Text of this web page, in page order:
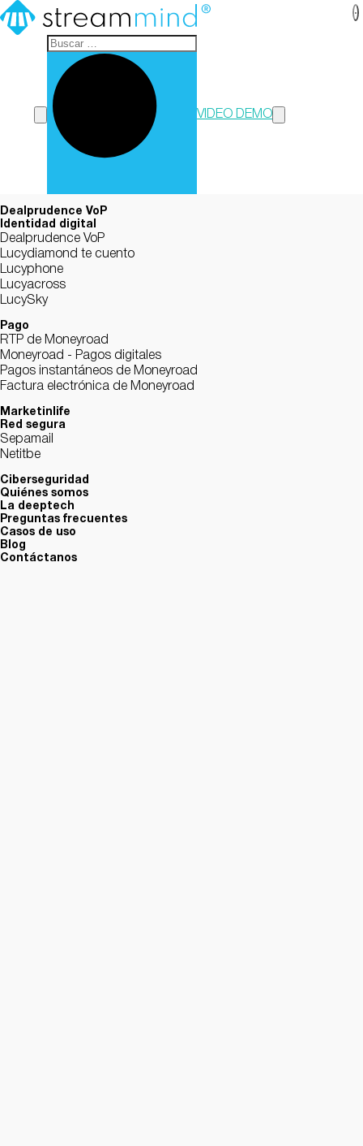
StreamMind
VIDEO DEMO
Dealprudence VoP
Identidad digital
Dealprudence VoP
Lucydiamond te cuento
Lucyphone
Lucyacross
LucySky
Pago
RTP de Moneyroad
Moneyroad - Pagos digitales
Pagos instantáneos de Moneyroad
Factura electrónica de Moneyroad
Marketinlife
Red segura
Sepamail
Netitbe
Ciberseguridad
Quiénes somos
La deeptech
Preguntas frecuentes
Casos de uso
Blog
Contáctanos